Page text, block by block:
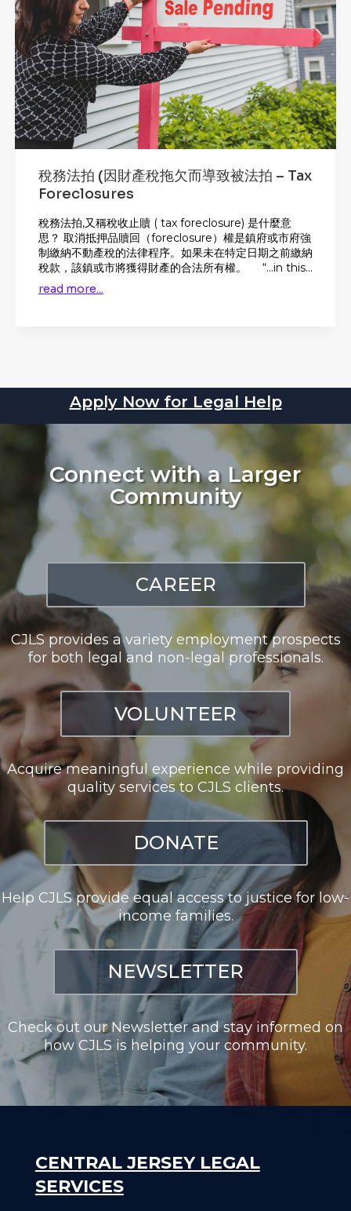
稅務法拍 (因財產稅拖欠而導致被法拍 – Tax
Foreclosures
稅務法拍,又稱稅收止贖 ( tax foreclosure) 是什麼意
思？ 取消抵押品贖回（foreclosure）權是鎮府或市府強
制繳納不動產稅的法律程序。如果未在特定日期之前繳納
稅款，該鎮或市將獲得財產的合法所有權。 “…in this...
read more...
Apply Now for Legal Help
Connect with a Larger
Community
CAREER
CJLS provides a variety employment prospects
for both legal and non-legal professionals.
VOLUNTEER
Acquire meaningful experience while providing
quality services to CJLS clients.
DONATE
Help CJLS provide equal access to justice for low-
income families.
NEWSLETTER
Check out our Newsletter and stay informed on
how CJLS is helping your community.
CENTRAL JERSEY LEGAL
SERVICES